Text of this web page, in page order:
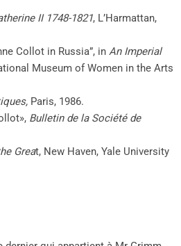
II 1748-1821, L’Harmattan,
Collot in Russia”, in An Imperial
Museum of Women in the Arts
Paris, 1986.
Bulletin de la Société de
Great, New Haven, Yale University